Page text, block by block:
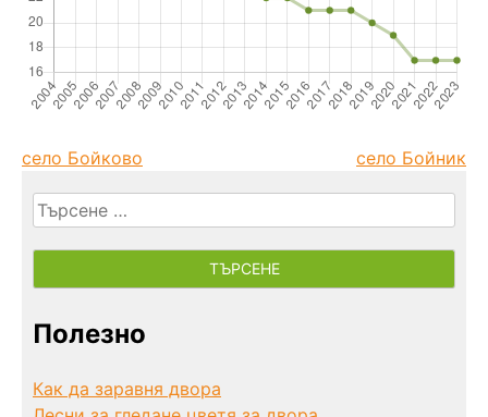
село Бойково село Бойник
Търсене
за:
Полезно
Как да заравня двора